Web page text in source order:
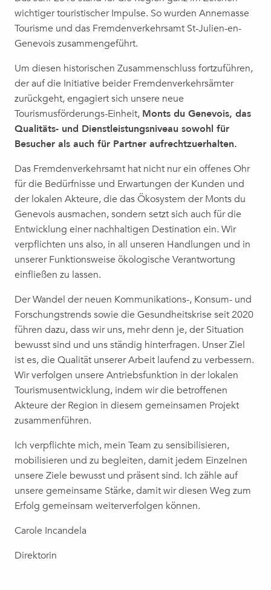
wichtiger touristischer Impulse. So wurden Annemasse
Tourisme und das Fremdenverkehrsamt St-Julien-en-
Genevois zusammengeführt.
Um diesen historischen Zusammenschluss fortzuführen,
der auf die Initiative beider Fremdenverkehrsämter
zurückgeht, engagiert sich unsere neue
Tourismusförderungs-Einheit, Monts du Genevois, das
Qualitäts- und Dienstleistungsniveau sowohl für
Besucher als auch für Partner aufrechtzuerhalten.
Das Fremdenverkehrsamt hat nicht nur ein offenes Ohr
für die Bedürfnisse und Erwartungen der Kunden und
der lokalen Akteure, die das Ökosystem der Monts du
Genevois ausmachen, sondern setzt sich auch für die
Entwicklung einer nachhaltigen Destination ein. Wir
verpflichten uns also, in all unseren Handlungen und in
unserer Funktionsweise ökologische Verantwortung
einfließen zu lassen.
Der Wandel der neuen Kommunikations-, Konsum- und
Forschungstrends sowie die Gesundheitskrise seit 2020
führen dazu, dass wir uns, mehr denn je, der Situation
bewusst sind und uns ständig hinterfragen. Unser Ziel
ist es, die Qualität unserer Arbeit laufend zu verbessern.
Wir verfolgen unsere Antriebsfunktion in der lokalen
Tourismusentwicklung, indem wir die betroffenen
Akteure der Region in diesem gemeinsamen Projekt
zusammenführen.
Ich verpflichte mich, mein Team zu sensibilisieren,
mobilisieren und zu begleiten, damit jedem Einzelnen
unsere Ziele bewusst und präsent sind. Ich zähle auf
unsere gemeinsame Stärke, damit wir diesen Weg zum
Erfolg gemeinsam weiterverfolgen können.
Carole Incandela
Direktorin